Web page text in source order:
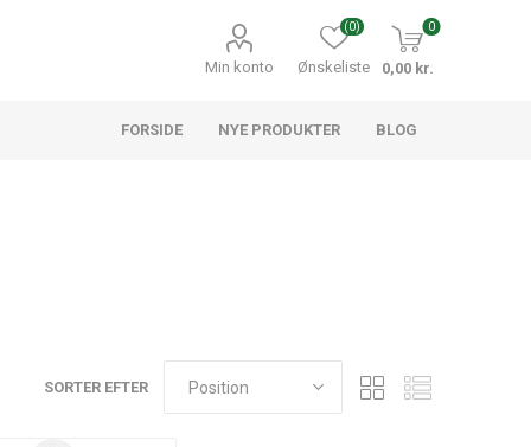
Min konto Ønskeliste
(0) 0
0,00 kr.
FORSIDE NYE PRODUKTER BLOG
SORTER EFTER